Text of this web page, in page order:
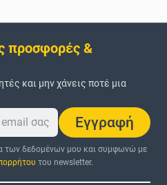
προσφορές &
και μην χάνεις ποτέ μια
Εγγραφή
των δεδομένων μου και συμφωνώ με
του newsletter.